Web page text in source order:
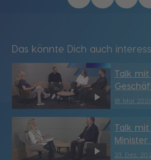
Das könnte Dich auch
18. Mai
Talk mit
23. Dez.
Talk mit
Minister
Bau und